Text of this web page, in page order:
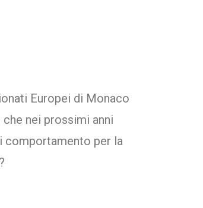
Europei di Monaco
nei prossimi anni
comportamento per la